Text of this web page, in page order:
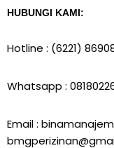
HUBUNGI KAMI:
Hotline : (6221)
Whatsapp :
Email :